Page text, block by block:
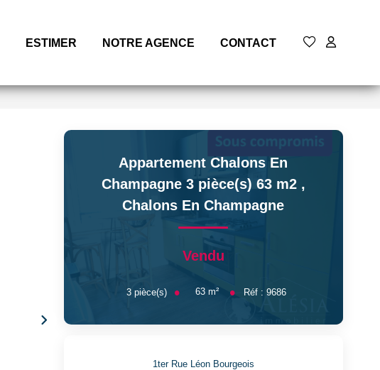
ESTIMER NOTRE AGENCE CONTACT
Appartement Chalons En
Champagne 3 pièce(s) 63 m2 ,
Chalons En Champagne
Vendu
3 pièce(s) 63 m² Réf : 9686
1ter Rue Léon Bourgeois